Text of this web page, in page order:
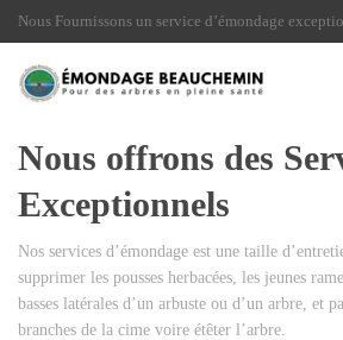
Nous Fournissons un service d’émondage
Nous offrons des
Exceptionnels
Nos services d’émondage est une taille
supprimer les pousses herbacées, les jeunes
basses latérales d’un arbuste ou d’un arbre, et
branches de la cime voire étêter l’arbre.